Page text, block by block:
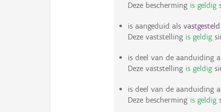
Deze bescherming is geldig
is aangeduid als
Deze vaststelling is geldig
is deel van de aanduiding
Deze vaststelling is geldig
is deel van de aanduiding
Deze bescherming is geldig